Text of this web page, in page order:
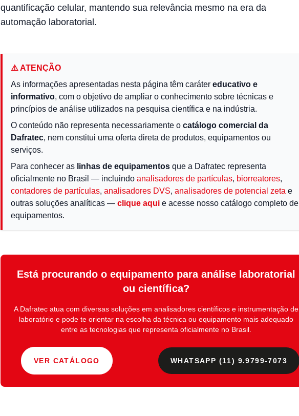
quantificação celular, mantendo sua relevância mesmo na era da
automação laboratorial.
⚠️ ATENÇÃO
As informações apresentadas nesta página têm caráter educativo e
informativo, com o objetivo de ampliar o conhecimento sobre técnicas e
princípios de análise utilizados na pesquisa científica e na indústria.
O conteúdo não representa necessariamente o catálogo comercial da
Dafratec, nem constitui uma oferta direta de produtos, equipamentos ou
serviços.
Para conhecer as linhas de equipamentos que a Dafratec representa
oficialmente no Brasil — incluindo analisadores de partículas, biorreatores,
contadores de partículas, analisadores DVS, analisadores de potencial zeta e
outras soluções analíticas — clique aqui e acesse nosso catálogo completo de
equipamentos.
Está procurando o equipamento para análise laboratorial
ou científica?
A Dafratec atua com diversas soluções em analisadores científicos e instrumentação de
laboratório e pode te orientar na escolha da técnica ou equipamento mais adequado
entre as tecnologias que representa oficialmente no Brasil.
VER CATÁLOGO WHATSAPP (11) 9.9799-7073